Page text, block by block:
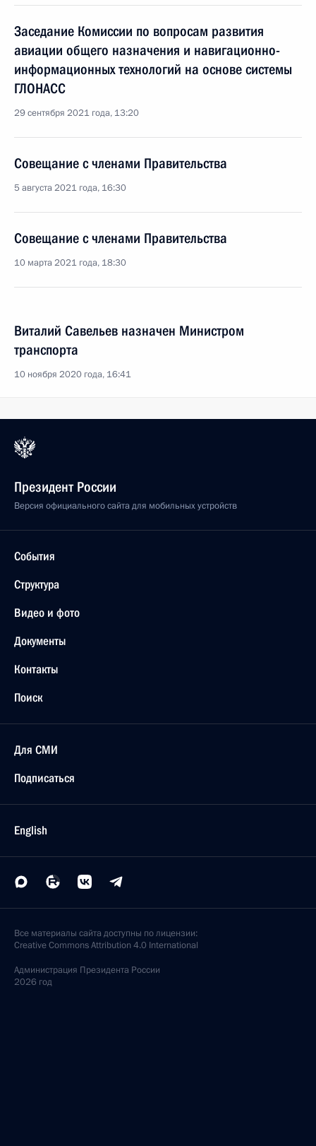
Заседание Комиссии по вопросам развития
авиации общего назначения и навигационно-
информационных технологий на основе системы
ГЛОНАСС
29 сентября 2021 года, 13:20
Совещание с членами Правительства
5 августа 2021 года, 16:30
Совещание с членами Правительства
10 марта 2021 года, 18:30
Виталий Савельев назначен Министром
транспорта
10 ноября 2020 года, 16:41
Президент России
Версия официального сайта для мобильных устройств
События
Структура
Видео и фото
Документы
Контакты
Поиск
Для СМИ
Подписаться
English
Все материалы сайта доступны по лицензии:
Creative Commons Attribution 4.0 International
Администрация Президента России
2026 год